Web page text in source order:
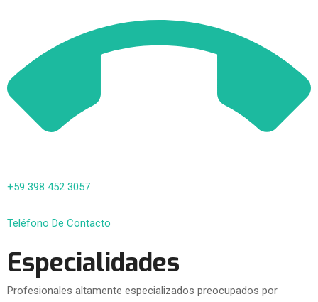
+59 398 452 3057
Teléfono De Contacto
Especialidades
Profesionales altamente especializados preocupados por